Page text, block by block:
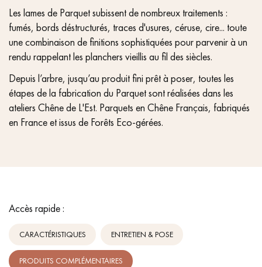
Demandez un rendez-vous personnalisé
Obtenez un devis gratuit !
Les lames de Parquet subissent de nombreux traitements :
fumés, bords déstructurés, traces d'usures, céruse, cire... toute
une combinaison de finitions sophistiquées pour parvenir à un
rendu rappelant les planchers vieillis au fil des siècles.
Depuis l’arbre, jusqu’au produit fini prêt à poser, toutes les
étapes de la fabrication du Parquet sont réalisées dans les
ateliers Chêne de L'Est. Parquets en Chêne Français, fabriqués
en France et issus de Forêts Eco-gérées.
Accès rapide :
CARACTÉRISTIQUES ENTRETIEN & POSE
PRODUITS COMPLÉMENTAIRES